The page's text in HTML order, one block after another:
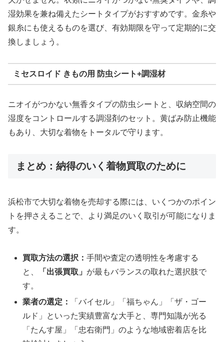
湿効果を兼ね備えたシートタイプがおすすめです。金糸や
銀糸にも使えるものを選び、有効期限を守って定期的に交
換しましょう。
ミセスロイド きもの用 防虫シート+調湿材
ニオイがつかない無香タイプの防虫シートと、収納空間の
湿度をコントロールする調湿剤のセット。黄ばみ防止機能
もあり、大切な着物をトータルで守ります。
まとめ：納得のいく着物買取のために
浜松市で大切な着物を売却する際には、いくつかのポイン
トを押さえることで、より満足のいく取引が可能になりま
す。
買取方法の選択：手間や査定の透明性を考慮する
と、
「出張買取」 が最もバランスの取れた選択肢で
す。
業者の選定：
「バイセル」「福ちゃん」「ザ・ゴー
ルド」といった実績豊富な大手と、専門知識が光る
「たんす屋」「忠右衛門」のような地域密着店を比